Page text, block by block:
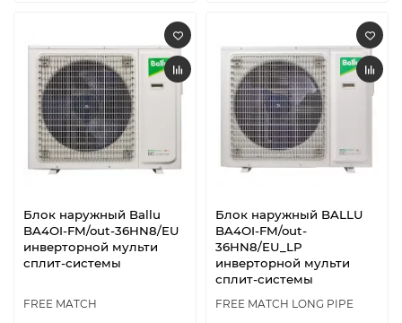
Блок наружный Ballu
BA4OI-FM/out-36HN8/EU
инверторной мульти
сплит-системы
FREE MATCH
Блок наружный BALLU
BA4OI-FM/out-
36HN8/EU_LP
инверторной мульти
сплит-системы
FREE MATCH LONG PIPE